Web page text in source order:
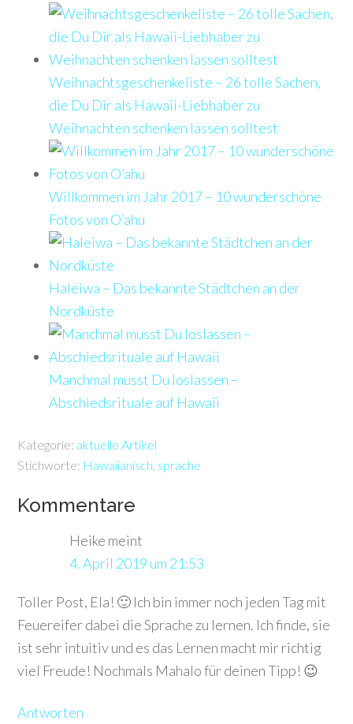
Weihnachtsgeschenkeliste – 26 tolle Sachen,
die Du Dir als Hawaii-Liebhaber zu
Weihnachten schenken lassen solltest
Willkommen im Jahr 2017 – 10 wunderschöne
Fotos von O’ahu
Haleiwa – Das bekannte Städtchen an der
Nordküste
Manchmal musst Du loslassen –
Abschiedsrituale auf Hawaii
Kategorie: aktuelle Artikel
Stichworte: Hawaiianisch sprache
Kommentare
Heike meint
4. April 2019 um 21:53
Toller Post, Ela! 🙂 Ich bin immer noch jeden Tag mit
Feuereifer dabei die Sprache zu lernen. Ich finde, sie
ist sehr intuitiv und es das Lernen macht mir richtig
viel Freude! Nochmals Mahalo für deinen Tipp! 😉
Antworten